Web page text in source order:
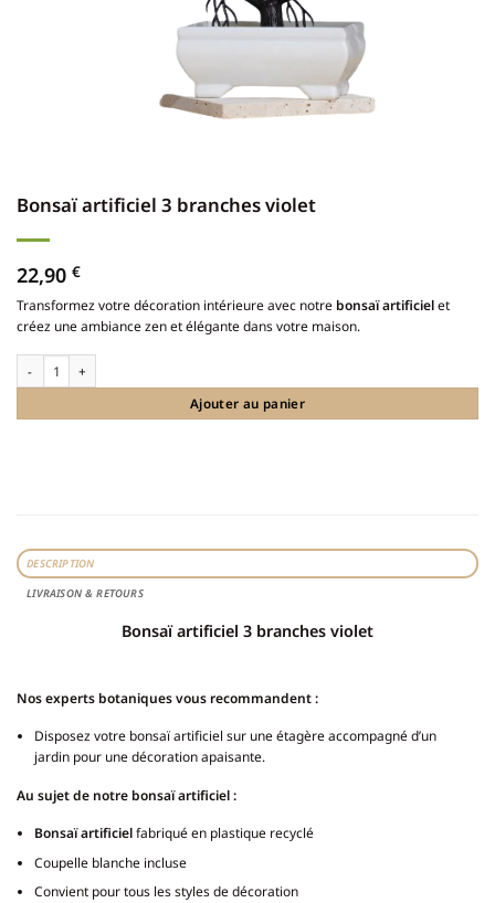
Bonsaï artificiel 3 branches violet
22,90 €
Ajouter au panier
Transformez votre décoration intérieure avec notre bonsaï artificielet
créez une ambiance zen et élégante dans votre maison.
DESCRIPTION
LIVRAISON & RETOURS
Bonsaï artificiel 3 branches violet
Nos experts botaniques vous recommandent :
Disposez votre bonsaï artificiel sur une étagère accompagné d’un
jardin pour une décoration apaisante.
Au sujet de notre bonsaï artificiel :
Bonsaï artificielfabriqué en plastique recyclé
Coupelle blanche incluse
Convient pour tous les styles de décoration